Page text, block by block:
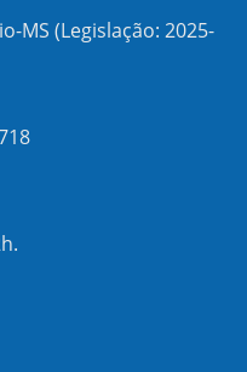
MS (Legislação: 2025-